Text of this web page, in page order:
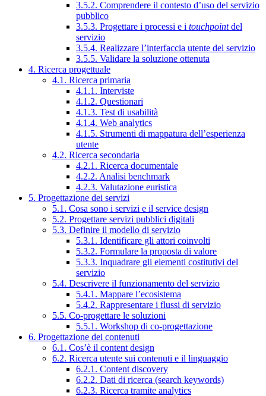
3.5.2. Comprendere il contesto d’uso del servizio
pubblico
3.5.3. Progettare i processi e i touchpointdel
servizio
3.5.4. Realizzare l’interfaccia utente del servizio
3.5.5. Validare la soluzione ottenuta
4. Ricerca progettuale
4.1. Ricerca primaria
4.1.1. Interviste
4.1.2. Questionari
4.1.3. Test di usabilità
4.1.4. Web analytics
4.1.5. Strumenti di mappatura dell’esperienza
utente
4.2. Ricerca secondaria
4.2.1. Ricerca documentale
4.2.2. Analisi benchmark
4.2.3. Valutazione euristica
5. Progettazione dei servizi
5.1. Cosa sono i servizi e il service design
5.2. Progettare servizi pubblici digitali
5.3. Definire il modello di servizio
5.3.1. Identificare gli attori coinvolti
5.3.2. Formulare la proposta di valore
5.3.3. Inquadrare gli elementi costitutivi del
servizio
5.4. Descrivere il funzionamento del servizio
5.4.1. Mappare l’ecosistema
5.4.2. Rappresentare i flussi di servizio
5.5. Co-progettare le soluzioni
5.5.1. Workshop di co-progettazione
6. Progettazione dei contenuti
6.1. Cos’è il content design
6.2. Ricerca utente sui contenuti e il linguaggio
6.2.1. Content discovery
6.2.2. Dati di ricerca (search keywords)
6.2.3. Ricerca tramite analytics